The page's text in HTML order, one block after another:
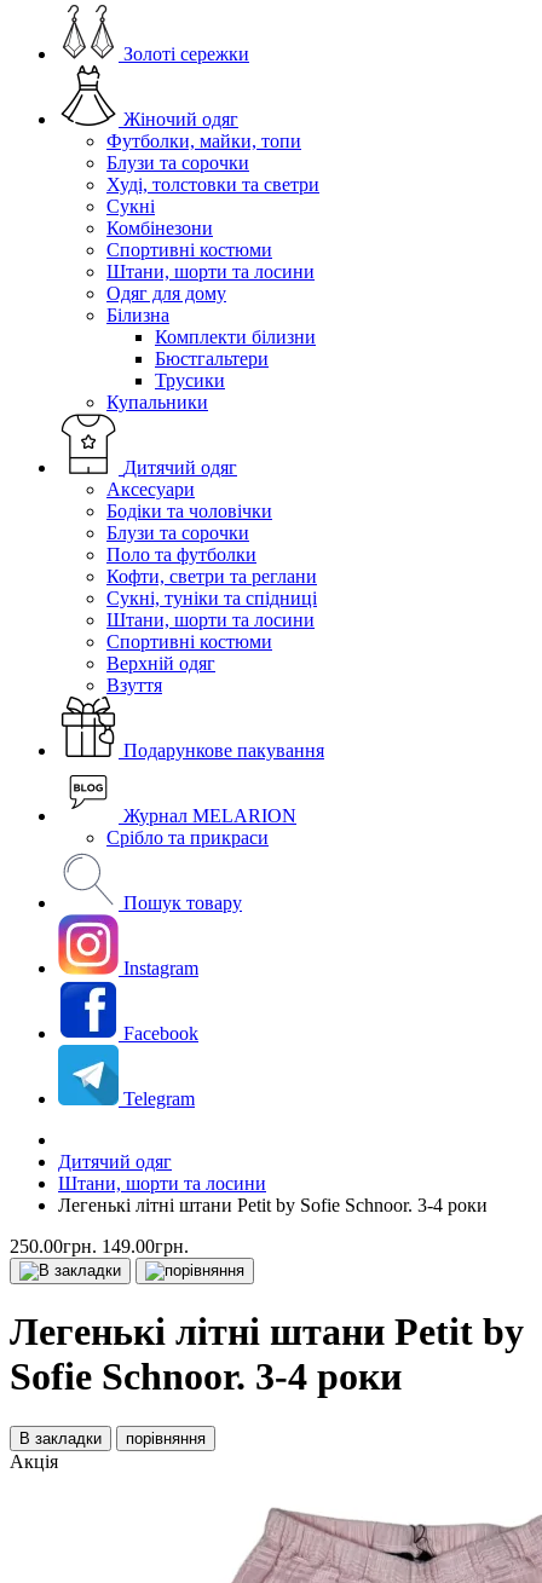
Золоті сережки
Жіночий одяг
Футболки, майки, топи
Блузи та сорочки
Худі, толстовки та светри
Сукні
Комбінезони
Спортивні костюми
Штани, шорти та лосини
Одяг для дому
Білизна
Комплекти білизни
Бюстгальтери
Трусики
Купальники
Дитячий одяг
Аксесуари
Бодіки та чоловічки
Блузи та сорочки
Поло та футболки
Кофти, светри та реглани
Сукні, туніки та спідниці
Штани, шорти та лосини
Спортивні костюми
Верхній одяг
Взуття
Подарункове пакування
Журнал MELARION
Срібло та прикраси
Пошук товару
Instagram
Facebook
Telegram
Дитячий одяг
Штани, шорти та лосини
Легенькі літні штани Petit by Sofie Schnoor. 3-4 роки
250.00грн. 149.00грн.
Легенькі літні штани Petit by
Sofie Schnoor. 3-4 роки
В закладки порівняння
Акція